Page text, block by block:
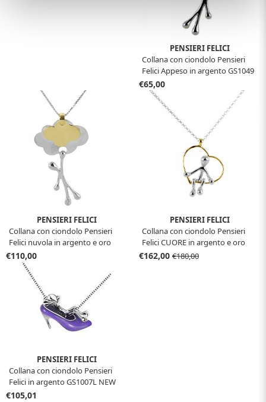
PENSIERI FELICI
Collana con ciondolo Pensieri
Felici Appeso in argento GS1049
€65,00
PENSIERI FELICI
Collana con ciondolo Pensieri
Felici nuvola in argento e oro
giallo GS 1039
€110,00
PENSIERI FELICI
Collana con ciondolo Pensieri
Felici CUORE in argento e oro
giallo GS3002
€162,00 €180,00
PENSIERI FELICI
Collana con ciondolo Pensieri
Felici in argento GS1007L NEW
COLLECTION
€105,01